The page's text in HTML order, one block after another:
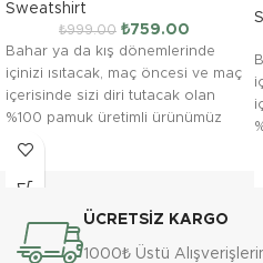
Sweatshirt
₺999.00 ₺759.00
Bahar ya da kış dönemlerinde
içinizi ısıtacak, maç öncesi ve maç
içerisinde sizi diri tutacak olan
%100 pamuk üretimli ürünümüz
"Against Modern Football" farklı
ÜCRETSİZ KARGO
1000₺ Üstü